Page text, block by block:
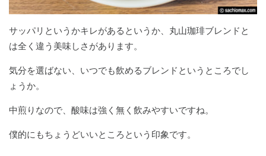
サッパリというかキレがあるというか、丸山珈琲ブレンドと
は全く違う美味しさがあります。
気分を選ばない、いつでも飲めるブレンドというところでし
ょうか。
中煎りなので、酸味は強く無く飲みやすいですね。
僕的にもちょうどいいところという印象です。